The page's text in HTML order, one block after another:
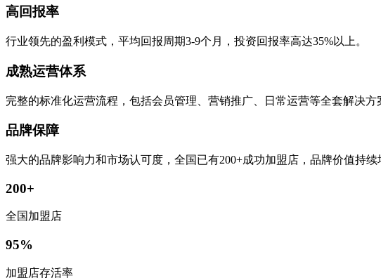
高回报率
行业领先的盈利模式，平均回报周期3-9个月，投资回报率高达35%以上。
成熟运营体系
完整的标准化运营流程，包括会员管理、营销推广、日常运营等全套解决方
品牌保障
强大的品牌影响力和市场认可度，全国已有200+成功加盟店，品牌价值持续
200+
全国加盟店
95%
加盟店存活率